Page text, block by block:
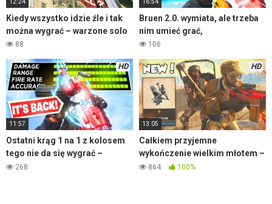
Kiedy wszystko idzie źle i tak
można wygrać – warzone solo
88
Bruen 2.0. wymiata, ale trzeba
nim umieć grać,
106
HD
11:57
Ostatni krąg 1 na 1 z kolosem
tego nie da się wygrać –
Warzone
268
HD
13:05
Całkiem przyjemne
wykończenie wielkim młotem –
Warzone
864 100%